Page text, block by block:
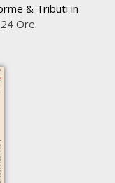
& Tributi in
Ore.